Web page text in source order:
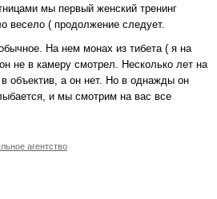
мы первый женский тренинг
весело ( продолжение следует.
На нем монах из тибета ( я на
не в камеру смотрел. Несколько лет на
объектив, а он нет. Но в однажды он
и мы смотрим на вас все
агентство